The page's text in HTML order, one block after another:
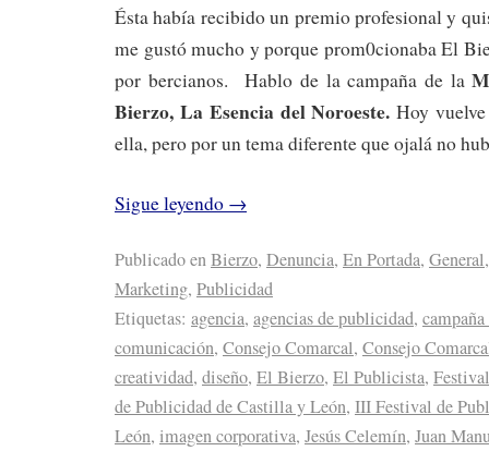
Ésta había recibido un premio profesional y
me gustó mucho y porque prom0cionaba El
por bercianos. Hablo de la campaña de la
Bierzo, La Esencia del Noroeste. Hoy
ella, pero por un tema diferente que ojalá no
Sigue leyendo →
Publicado enBierzo, Denuncia, En Portada, General,
Marketing, Publicidad
Etiquetas: agencia, agencias de publicidad,
comunicación, Consejo Comarcal, Consejo
creatividad, diseño, El Bierzo, El Publicista,
de Publicidad de Castilla y León, III Festival de
León, imagen corporativa, Jesús Celemín, Juan